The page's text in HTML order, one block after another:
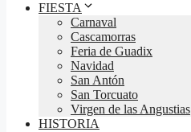
FIESTA
Carnaval
Cascamorras
Feria de Guadix
Navidad
San Antón
San Torcuato
Virgen de las Angustias
HISTORIA